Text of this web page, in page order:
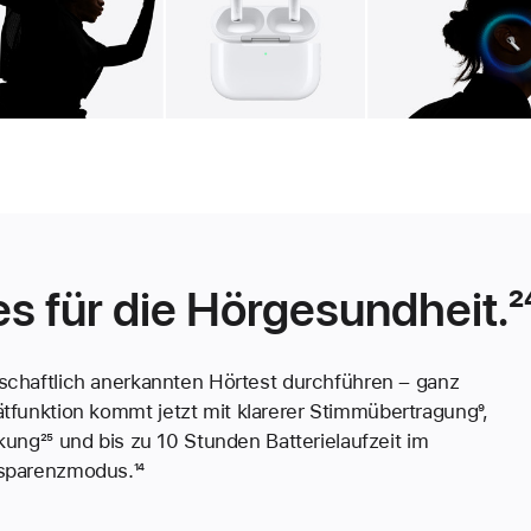
Bild 2 Galerie
für die Hörgesundheit.
anerkannten Hörtest durchführen – ganz
kommt jetzt mit klarerer Stimmübertragung⁹,
Fußnote
²⁵ und bis zu 10 Stunden Batterielaufzeit im
Fußnote
¹⁴